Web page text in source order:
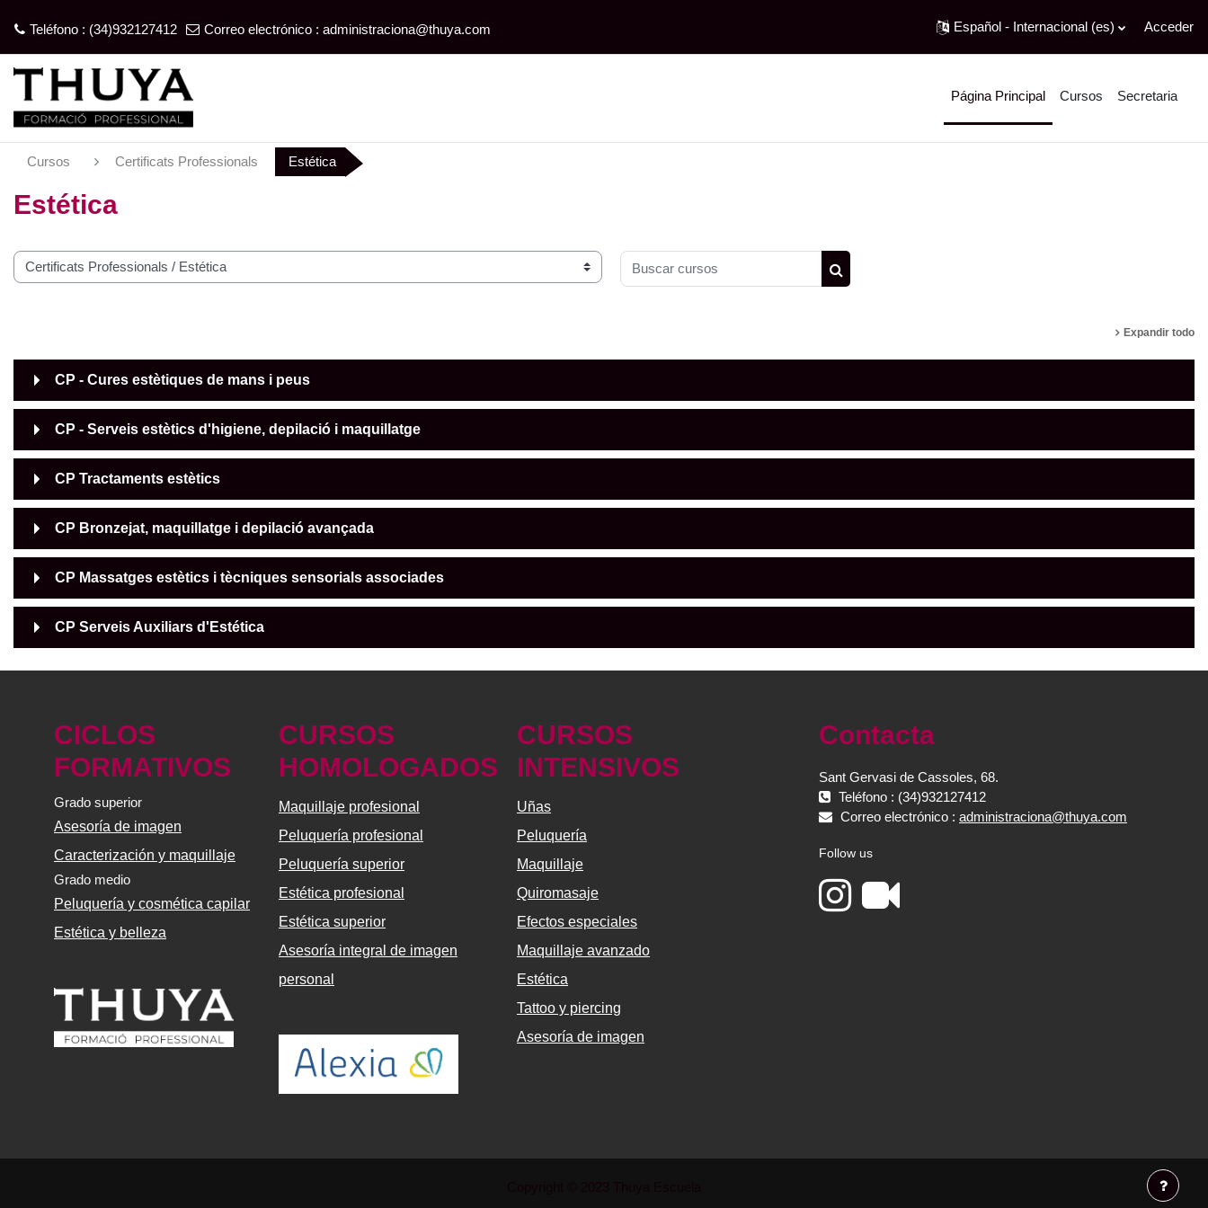
Teléfono : (34)932127412 Correo electrónico : administraciona@thuya.com Español - Internacional ‎(es)‎ Acceder
Página Principal Cursos Secretaria
Cursos Certificats Professionals Estética
Estética
Buscar cursos
Buscar cursos
Expandir todo
CP - Cures estètiques de mans i peus
CP - Serveis estètics d'higiene, depilació i maquillatge
CP Tractaments estètics
CP Bronzejat, maquillatge i depilació avançada
CP Massatges estètics i tècniques sensorials associades
CP Serveis Auxiliars d'Estética
CICLOS
FORMATIVOS
Grado superior
Asesoría de imagen
Caracterización y maquillaje
Grado medio
Peluquería y cosmética capilar
Estética y belleza
CURSOS
HOMOLOGADOS
Maquillaje profesional
Peluquería profesional
Peluquería superior
Estética profesional
Estética superior
Asesoría integral de imagen
personal
CURSOS
INTENSIVOS
Uñas
Peluquería
Maquillaje
Quiromasaje
Efectos especiales
Maquillaje avanzado
Estética
Tattoo y piercing
Asesoría de imagen
Contacta
Sant Gervasi de Cassoles, 68.
Teléfono : (34)932127412
Correo electrónico : administraciona@thuya.com
Follow us